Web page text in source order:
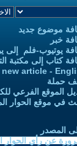
موضوع جديد
خبر
يوتيوب-فلم إلى
كتاب إلى مكتبة
new article -
حملة
الموقع الفرعي
في موقع الحوار
المصدر
عن رأي الحوار